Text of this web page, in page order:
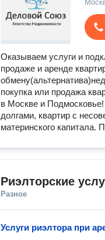
Оказываем услуги и
продаже и аренде
покупка или продажа
в Москве и
долгами, квартир с
материнского капитала.
Риэлторские
Разное
Услуги риэлтора при